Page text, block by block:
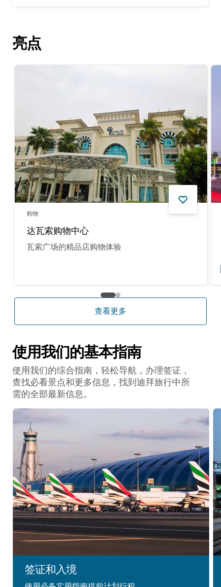
亮点
购物
达瓦索购物中心
瓦索广场的精品店购物体验
查看更多
使用我们的基本指南
使用我们的综合指南，轻松导航，办理签证，
查找必看景点和更多信息，找到迪拜旅行中所
需的全部最新信息。
签证和入境